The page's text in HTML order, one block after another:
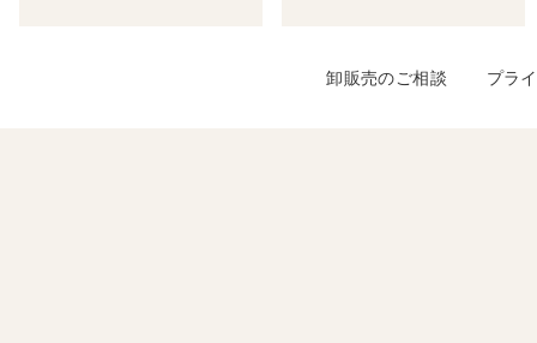
卸販売のご相談 プラ